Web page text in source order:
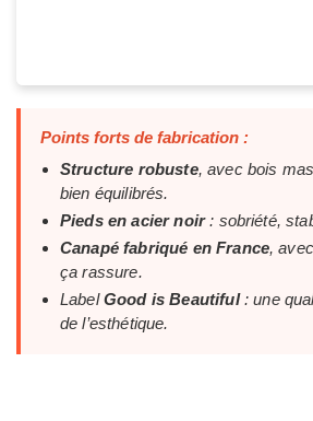
Points forts de fabrication :
Structure robuste, avec bois
bien équilibrés.
Pieds en acier noir: sobriété,
Canapé fabriqué en France,
ça rassure.
LabelGood is Beautiful: une
de l’esthétique.